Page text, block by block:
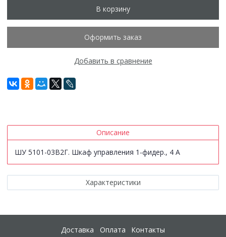
В корзину
Оформить заказ
Добавить в сравнение
Описание
ШУ 5101-03В2Г. Шкаф управления 1-фидер., 4 А
Характеристики
Доставка Оплата Контакты